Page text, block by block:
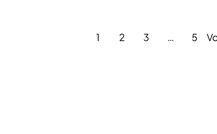
1 2 3 … 5